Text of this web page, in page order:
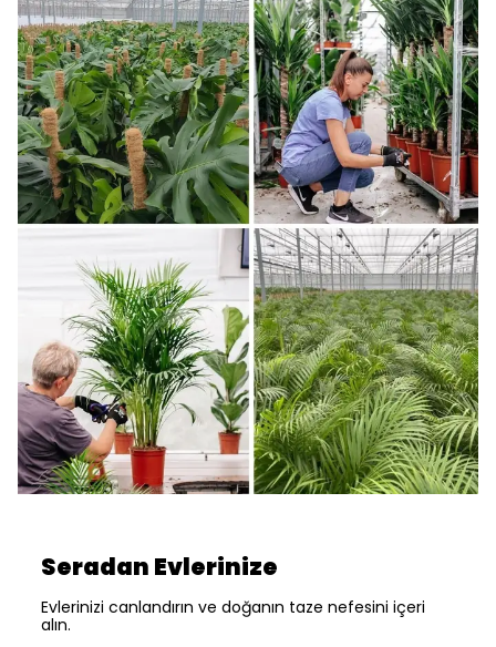
Seradan Evlerinize
Evlerinizi canlandırın ve doğanın taze nefesini içeri
alın.